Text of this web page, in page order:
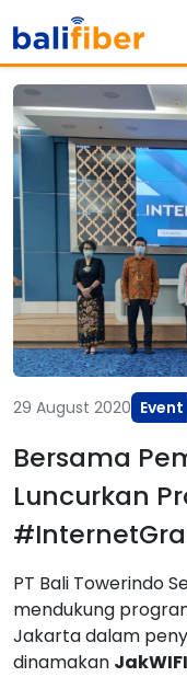
29 August 2020 Event
Bersama
Luncurkan
PT Bali Towerindo
mendukung
Jakarta dalam
dinamakan JakWIFI